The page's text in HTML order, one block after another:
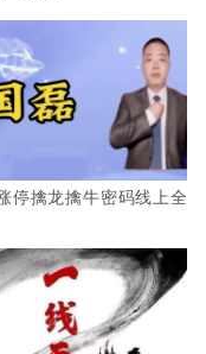
停擒龙擒牛密码线上全